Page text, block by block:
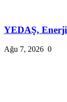
YEDAŞ,
Ağu 7, 2026 0